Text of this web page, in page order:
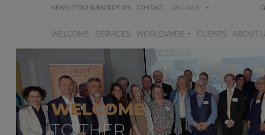
NEWSLETTER SUBSCRIPTION CONTACT LANGUAGE
WELCOME SERVICES WORLDWIDE CLIENTS ABOUT
WELCOME
TO THER